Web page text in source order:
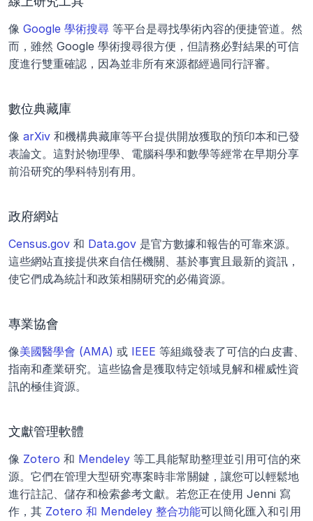
像 Google 學術搜尋 等平台是尋找學術內容的便捷管道。然
而，雖然 Google 學術搜尋很方便，但請務必對結果的可信
度進行雙重確認，因為並非所有來源都經過同行評審。
數位典藏庫
像 arXiv 和機構典藏庫等平台提供開放獲取的預印本和已發
表論文。這對於物理學、電腦科學和數學等經常在早期分享
前沿研究的學科特別有用。
政府網站
Census.gov 和 Data.gov 是官方數據和報告的可靠來源。
這些網站直接提供來自信任機關、基於事實且最新的資訊，
使它們成為統計和政策相關研究的必備資源。
專業協會
像美國醫學會 (AMA) 或 IEEE 等組織發表了可信的白皮書、
指南和產業研究。這些協會是獲取特定領域見解和權威性資
訊的極佳資源。
文獻管理軟體
像 Zotero 和 Mendeley 等工具能幫助整理並引用可信的來
源。它們在管理大型研究專案時非常關鍵，讓您可以輕鬆地
進行註記、儲存和檢索參考文獻。若您正在使用 Jenni 寫
作，其 Zotero 和 Mendeley 整合功能可以簡化匯入和引用